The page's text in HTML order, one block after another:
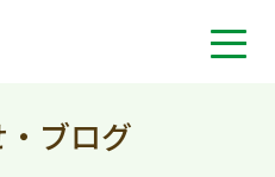
ブログ